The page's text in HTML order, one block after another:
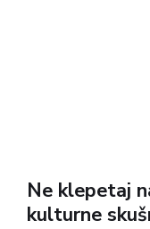
Ne klepetaj
kulturne